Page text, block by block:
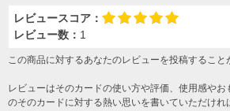
レビュースコア：
レビュー数： 1
この商品に対するあなたのレビューを投稿すること
レビューはそのカードの使い方や評価、使用感や
のそのカードに対する熱い思いを書いていただけれ